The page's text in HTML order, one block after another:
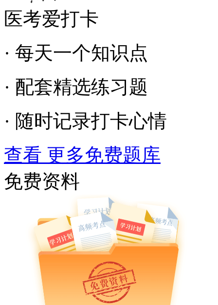
医考爱打卡
· 每天一个知识点
· 配套精选练习题
· 随时记录打卡心情
查看 更多免费题库
免费资料